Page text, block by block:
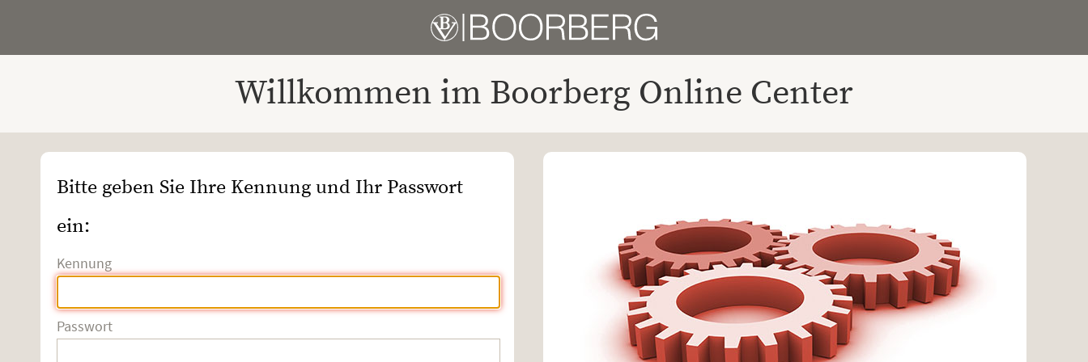
Willkommen im Boorberg Online Center
Bitte geben Sie Ihre Kennung und Ihr Passwort
ein:
Kennung
Passwort